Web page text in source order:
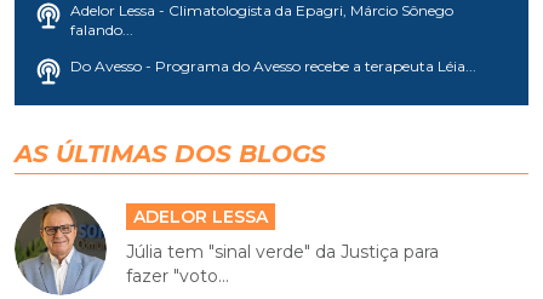
Adelor Lessa - Climatologista da Epagri, Márcio Sônego
falando...
Do Avesso - Programa do Avesso recebe a terapeuta Léia...
AS ÚLTIMAS DOS BLOGS
ADELOR LESSA
Júlia tem "sinal verde" da Justiça para
fazer "voto...